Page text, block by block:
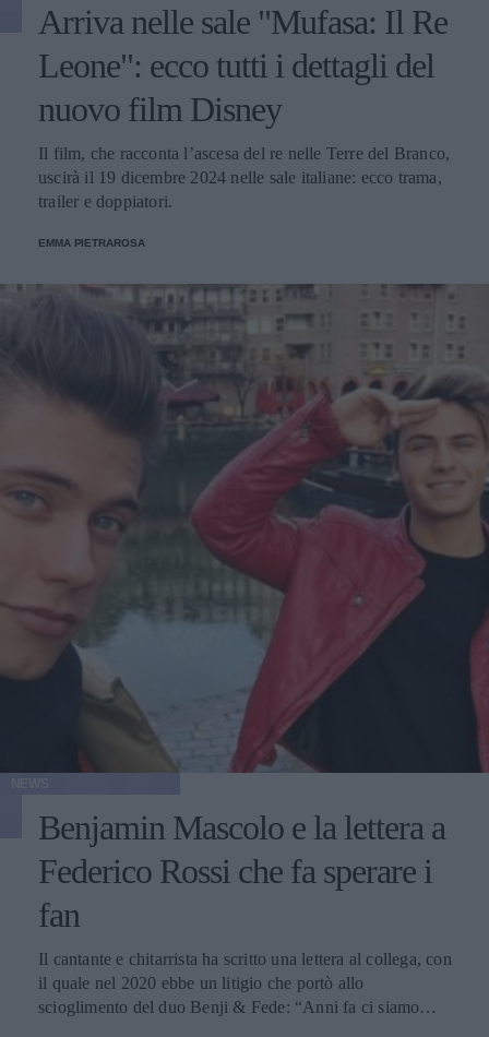
Arriva nelle sale "Mufasa: Il Re
Leone": ecco tutti i dettagli del
nuovo film Disney
Il film, che racconta l’ascesa del re nelle Terre del Branco,
uscirà il 19 dicembre 2024 nelle sale italiane: ecco trama,
trailer e doppiatori.
EMMA PIETRAROSA
Benjamin Mascolo e la lettera a
Federico Rossi che fa sperare i
fan
Il cantante e chitarrista ha scritto una lettera al collega, con
il quale nel 2020 ebbe un litigio che portò allo
scioglimento del duo Benji & Fede: “Anni fa ci siamo